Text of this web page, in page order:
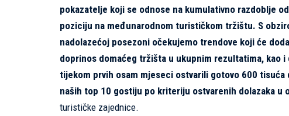
pokazatelje koji se odnose na kumulativno razdoblje
poziciju na međunarodnom turističkom tržištu. S
nadolazećoj posezoni očekujemo trendove koji će
doprinos domaćeg tržišta u ukupnim rezultatima, kao
tijekom prvih osam mjeseci ostvarili gotovo 600
naših top 10 gostiju po kriteriju ostvarenih dolazaka u
turističke zajednice.